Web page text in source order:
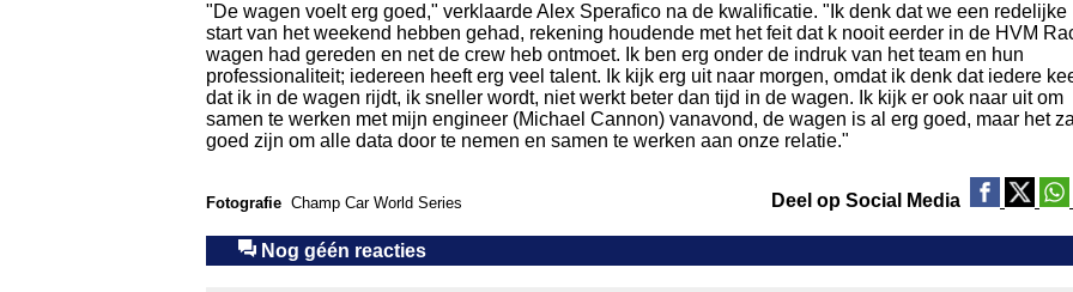
"De wagen voelt erg goed," verklaarde Alex Sperafico na de kwalificatie. "Ik denk dat we een redelijke
start van het weekend hebben gehad, rekening houdende met het feit dat k nooit eerder in de HVM
wagen had gereden en net de crew heb ontmoet. Ik ben erg onder de indruk van het team en hun
professionaliteit; iedereen heeft erg veel talent. Ik kijk erg uit naar morgen, omdat ik denk dat iedere
dat ik in de wagen rijdt, ik sneller wordt, niet werkt beter dan tijd in de wagen. Ik kijk er ook naar uit om
samen te werken met mijn engineer (Michael Cannon) vanavond, de wagen is al erg goed, maar het
goed zijn om alle data door te nemen en samen te werken aan onze relatie."
Fotografie Champ Car World Series Deel op Social Media
Nog géén reacties